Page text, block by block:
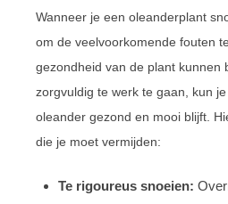
Wanneer je een oleanderplant
om de veelvoorkomende fouten
gezondheid van de plant kunnen
zorgvuldig te werk te gaan, kun
oleander gezond en mooi blijft.
die je moet vermijden:
Te rigoureus snoeien: